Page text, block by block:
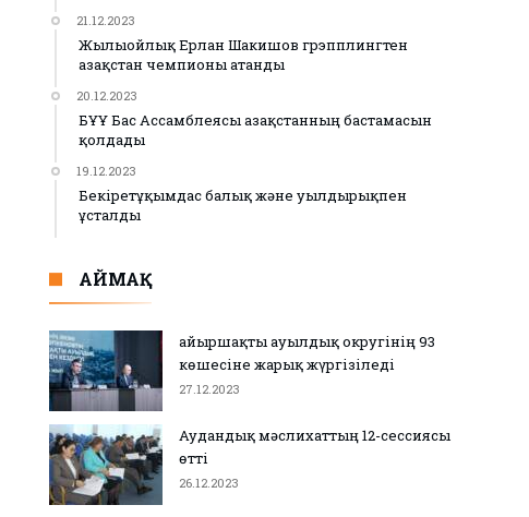
21.12.2023
Жылыойлық Ерлан Шакишов грэпплингтен
Қазақстан чемпионы атанды
20.12.2023
БҰҰ Бас Ассамблеясы Қазақстанның бастамасын
қолдады
19.12.2023
Бекіретұқымдас балық және уылдырықпен
ұсталды
АЙМАҚ
Қайыршақты ауылдық округінің 93
көшесіне жарық жүргізіледі
27.12.2023
Аудандық мәслихаттың 12-сессиясы
өтті
26.12.2023